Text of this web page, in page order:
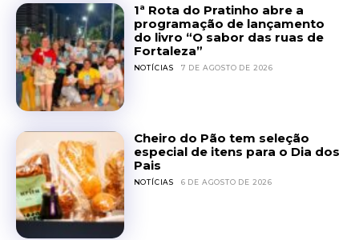
1ª Rota do Pratinho abre a
programação de lançamento
do livro “O sabor das ruas de
Fortaleza”
NOTÍCIAS 7 DE AGOSTO DE 2026
Cheiro do Pão tem seleção
especial de itens para o Dia dos
Pais
NOTÍCIAS 6 DE AGOSTO DE 2026